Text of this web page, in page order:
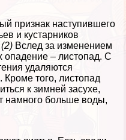
признак наступившего
и кустарников
(2) Вслед за изменением
опадение – листопад. С
удаляются
того, листопад
к зимней засухе,
намного больше воды,